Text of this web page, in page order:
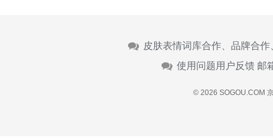
皮肤表情词库合作、品牌合
使用问题用户反馈 邮
© 2026 SOGOU.COM